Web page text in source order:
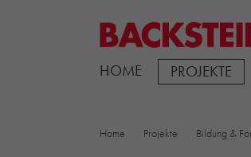
HOME PROJEKTE
Home Projekte Bildung &